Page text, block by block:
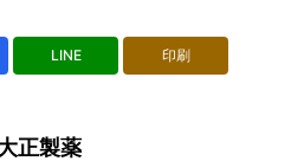
LINE 印刷
正製薬